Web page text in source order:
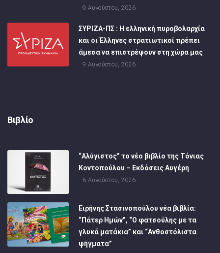
9 Αυγούστου, 2026
ΣΥΡΙΖΑ-ΠΣ : Η ελληνική πυροβολαρχία
και οι Έλληνες στρατιωτικοί πρέπει
άμεσα να επιστρέψουν στη χώρα μας
9 Αυγούστου, 2026
Βιβλίο
“Αλύγιστος” το νέο βιβλίο της Τόνιας
Κοντοπούλου – Εκδόσεις Αυγέρη
6 Αυγούστου, 2026
Ειρήνης Στασινοπούλου νέα βιβλία:
“Πάτερ Ημών”, “Ο φατσούλης με τα
γλυκά ματάκια” και “Ανθοστόλιστα
ψήγματα”